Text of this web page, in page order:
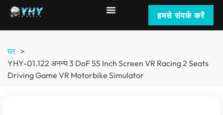
हमसे संपर्क करें
घर >
YHY-01.122 अनन्य 3 DoF55 Inch Screen VR Racing2 Seats
Driving Game VR Motorbike Simulator